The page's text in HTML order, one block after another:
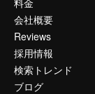
会社概要
Reviews
採用情報
検索トレンド
ブログ